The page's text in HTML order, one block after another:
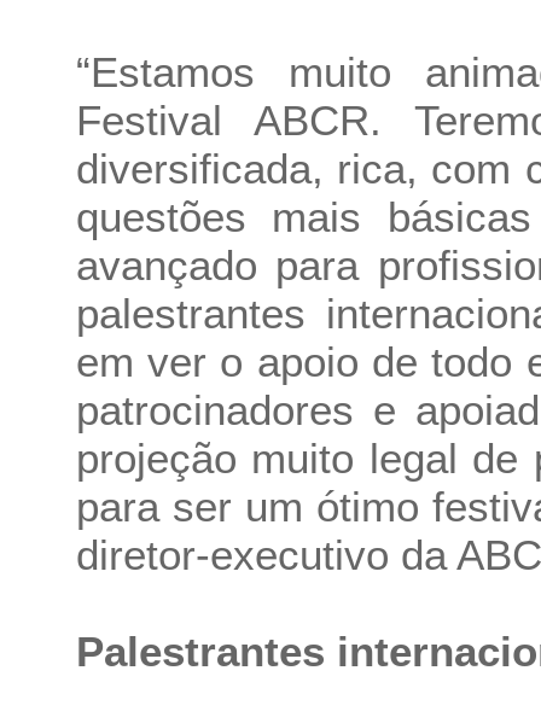
“Estamos muito
Festival ABCR.
diversificada, rica, com
questões mais
avançado para
palestrantes
em ver o apoio de todo
patrocinadores e
projeção muito legal
para ser um ótimo
diretor-executivo da
Palestrantes